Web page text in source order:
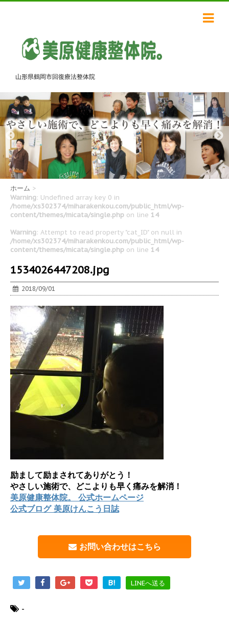
山形県鶴岡市回復療法整体院
ホーム >
Warning: Undefined array key 0 in
/home/xs302374/miharakenkou.com/public_html/wp-
content/themes/micata/single.php on line 14
Warning: Attempt to read property "cat_ID" on null in
/home/xs302374/miharakenkou.com/public_html/wp-
content/themes/micata/single.php on line 14
1534026447208.jpg
2018/09/01
励まして励まされてありがとう！
やさしい施術で、どこよりも早く痛みを解消！
美原健康整体院。 公式ホームページ
公式ブログ 美原けんこう日誌
お問い合わせはこちら
B! LINEへ送る
-